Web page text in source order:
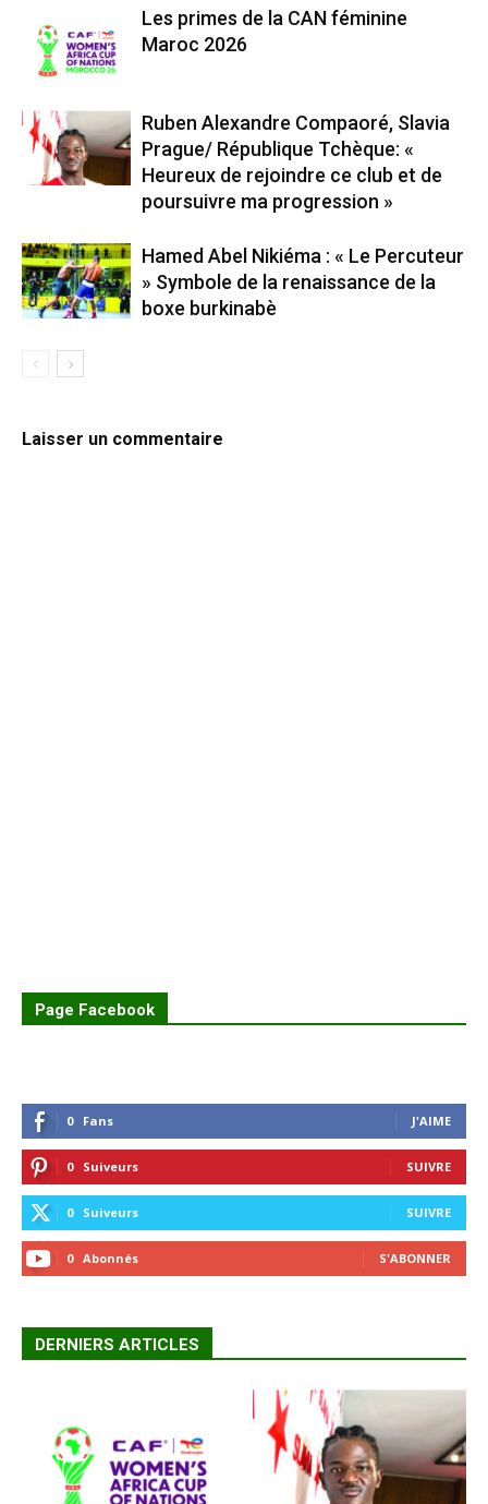
Les primes de la CAN féminine
Maroc 2026
Ruben Alexandre Compaoré, Slavia
Prague/ République Tchèque: «
Heureux de rejoindre ce club et de
poursuivre ma progression »
Hamed Abel Nikiéma : « Le Percuteur
» Symbole de la renaissance de la
boxe burkinabè
Laisser un commentaire
Page Facebook
0 Fans J'AIME
0 Suiveurs SUIVRE
0 Suiveurs SUIVRE
0 Abonnés S'ABONNER
DERNIERS ARTICLES